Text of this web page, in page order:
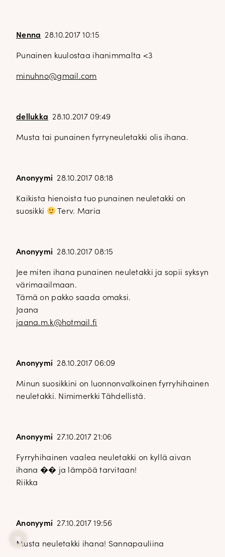
Nenna 28.10.2017 10:15
Punainen kuulostaa ihanimmalta <3
minuhno@gmail.com
dellukka 28.10.2017 09:49
Musta tai punainen fyrryneuletakki olis ihana.
Anonyymi 28.10.2017 08:18
Kaikista hienoista tuo punainen neuletakki on
suosikki
Terv. Maria
Anonyymi 28.10.2017 08:15
Jee miten ihana punainen neuletakki ja sopii syksyn
värimaailmaan.
Tämä on pakko saada omaksi.
Jaana
jaana.m.k@hotmail.fi
Anonyymi 28.10.2017 06:09
Minun suosikkini on luonnonvalkoinen fyrryhihainen
neuletakki. Nimimerkki Tähdellistä.
Anonyymi 27.10.2017 21:06
Fyrryhihainen vaalea neuletakki on kyllä aivan
ihana �� ja lämpöä tarvitaan!
Riikka
Anonyymi 27.10.2017 19:56
Musta neuletakki ihana! Sannapauliina